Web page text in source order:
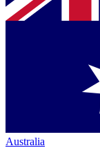
Australia